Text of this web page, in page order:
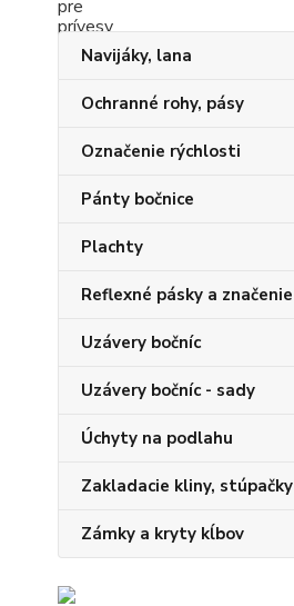
Navijáky, lana
Ochranné rohy, pásy
Označenie rýchlosti
Pánty bočnice
Plachty
Reflexné pásky a značenie
Uzávery bočníc
Uzávery bočníc - sady
Úchyty na podlahu
Zakladacie kliny, stúpačky
Zámky a kryty kĺbov